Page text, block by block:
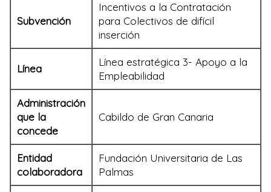
Subvención
Incentivos a la Contratación
para Colectivos de difícil
inserción
Línea
Línea estratégica 3- Apoyo a la
Empleabilidad
Administración
que la
concede
Cabildo de Gran Canaria
Entidad
colaboradora
Fundación Universitaria de Las
Palmas